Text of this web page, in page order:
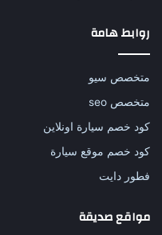
روابط هامة
متخصص سيو
متخصص seo
كود خصم سيارة اونلاين
كود خصم موقع سيارة
فطور دايت
مواقع صديقة